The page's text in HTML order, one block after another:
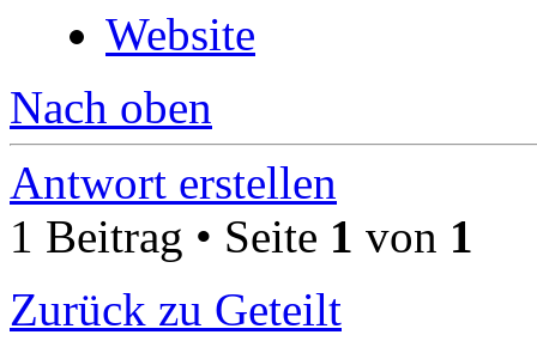
Website
Nach oben
Antwort erstellen
1 Beitrag • Seite 1 von 1
Zurück zu Geteilt